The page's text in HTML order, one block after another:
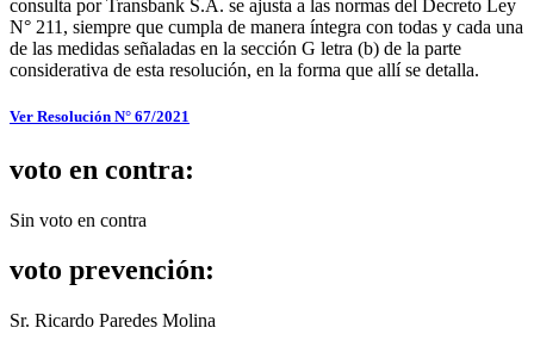
consulta por Transbank S.A. se ajusta a las normas del Decreto Ley
N° 211, siempre que cumpla de manera íntegra con todas y cada una
de las medidas señaladas en la sección G letra (b) de la parte
considerativa de esta resolución, en la forma que allí se detalla.
Ver Resolución N° 67/2021
voto en contra:
Sin voto en contra
voto prevención:
Sr. Ricardo Paredes Molina